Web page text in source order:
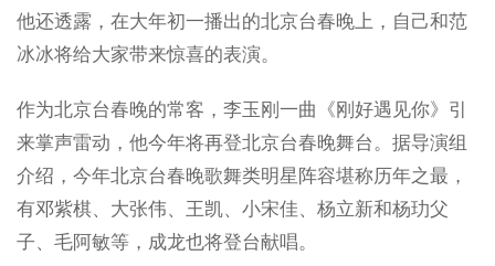
他还透露，在大年初一播出的北京台春晚上，自己和范
冰冰将给大家带来惊喜的表演。
作为北京台春晚的常客，李玉刚一曲《刚好遇见你》引
来掌声雷动，他今年将再登北京台春晚舞台。据导演组
介绍，今年北京台春晚歌舞类明星阵容堪称历年之最，
有邓紫棋、大张伟、王凯、小宋佳、杨立新和杨玏父
子、毛阿敏等，成龙也将登台献唱。